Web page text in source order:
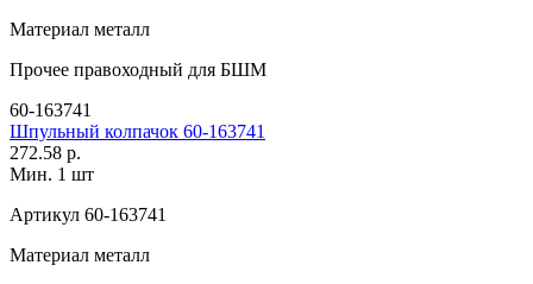
Материал металл
Прочее правоходный для БШМ
60-163741
Шпульный колпачок 60-163741
272.58 р.
Мин. 1 шт
Артикул 60-163741
Материал металл